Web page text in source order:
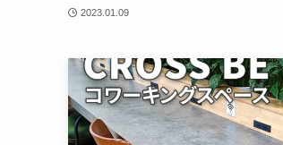
2023.01.09